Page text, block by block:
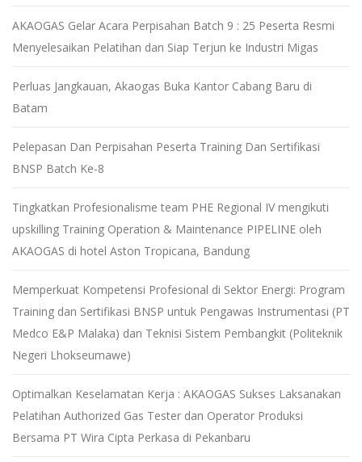
AKAOGAS Gelar Acara Perpisahan Batch 9 : 25 Peserta Resmi
Menyelesaikan Pelatihan dan Siap Terjun ke Industri Migas
Perluas Jangkauan, Akaogas Buka Kantor Cabang Baru di
Batam
Pelepasan Dan Perpisahan Peserta Training Dan Sertifikasi
BNSP Batch Ke-8
Tingkatkan Profesionalisme team PHE Regional IV mengikuti
upskilling Training Operation & Maintenance PIPELINE oleh
AKAOGAS di hotel Aston Tropicana, Bandung
Memperkuat Kompetensi Profesional di Sektor Energi: Program
Training dan Sertifikasi BNSP untuk Pengawas Instrumentasi (PT
Medco E&P Malaka) dan Teknisi Sistem Pembangkit (Politeknik
Negeri Lhokseumawe)
Optimalkan Keselamatan Kerja : AKAOGAS Sukses Laksanakan
Pelatihan Authorized Gas Tester dan Operator Produksi
Bersama PT Wira Cipta Perkasa di Pekanbaru